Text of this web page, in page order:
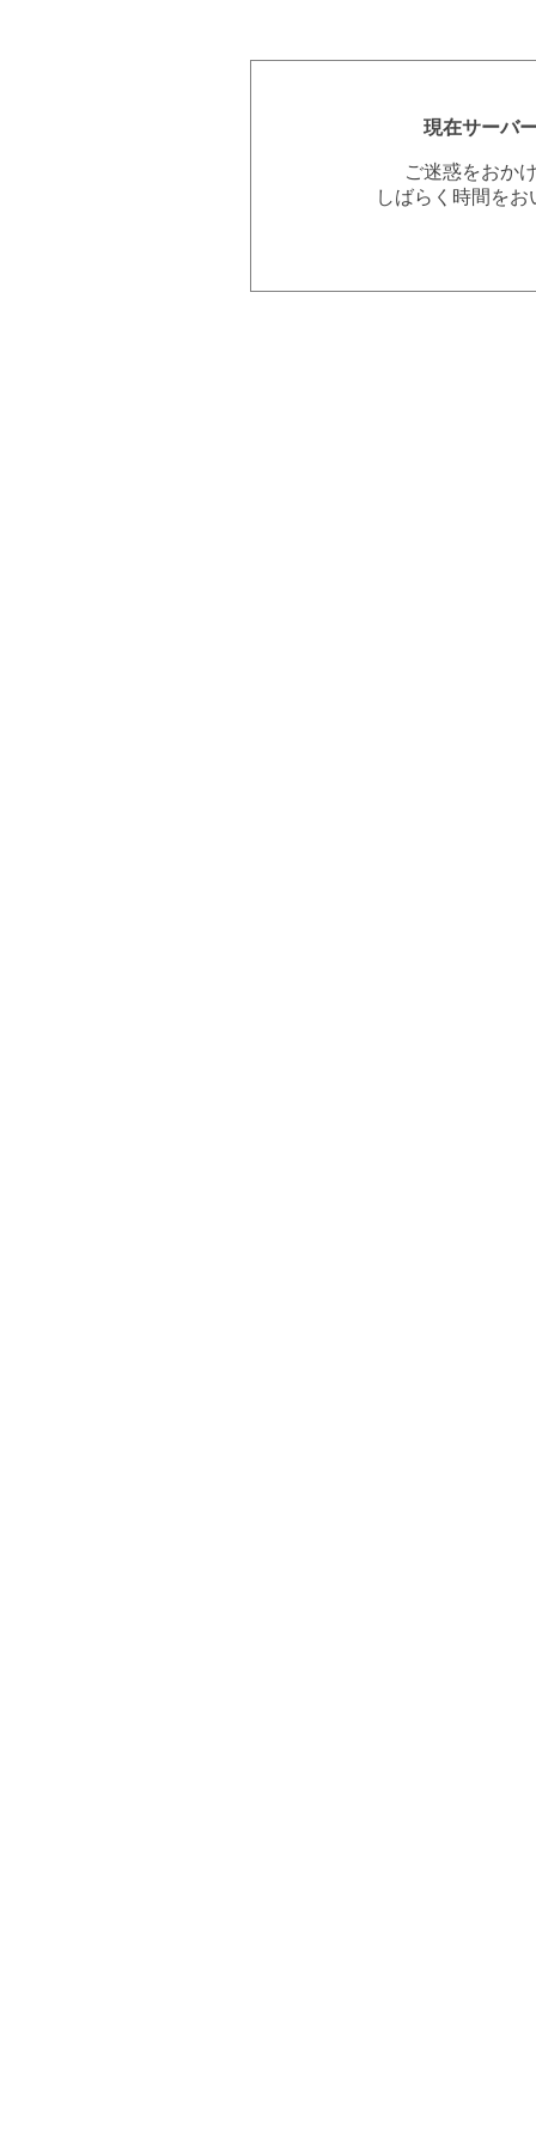
現在サーバ
ご迷惑をおか
しばらく時間を